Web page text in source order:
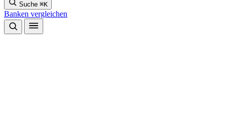
Suche ⌘K
Banken vergleichen